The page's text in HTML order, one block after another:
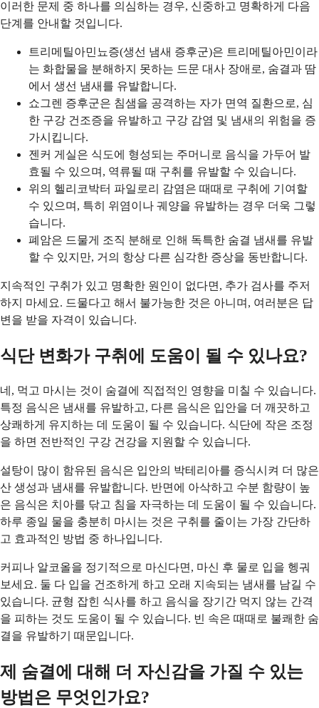
이러한 문제 중 하나를 의심하는 경우, 신중하고 명확하게 다음
단계를 안내할 것입니다.
트리메틸아민뇨증(생선 냄새 증후군)은 트리메틸아민이라
는 화합물을 분해하지 못하는 드문 대사 장애로, 숨결과 땀
에서 생선 냄새를 유발합니다.
쇼그렌 증후군은 침샘을 공격하는 자가 면역 질환으로, 심
한 구강 건조증을 유발하고 구강 감염 및 냄새의 위험을 증
가시킵니다.
젠커 게실은 식도에 형성되는 주머니로 음식을 가두어 발
효될 수 있으며, 역류될 때 구취를 유발할 수 있습니다.
위의 헬리코박터 파일로리 감염은 때때로 구취에 기여할
수 있으며, 특히 위염이나 궤양을 유발하는 경우 더욱 그렇
습니다.
폐암은 드물게 조직 분해로 인해 독특한 숨결 냄새를 유발
할 수 있지만, 거의 항상 다른 심각한 증상을 동반합니다.
지속적인 구취가 있고 명확한 원인이 없다면, 추가 검사를 주저
하지 마세요. 드물다고 해서 불가능한 것은 아니며, 여러분은 답
변을 받을 자격이 있습니다.
식단 변화가 구취에 도움이 될 수 있나요?
네, 먹고 마시는 것이 숨결에 직접적인 영향을 미칠 수 있습니다.
특정 음식은 냄새를 유발하고, 다른 음식은 입안을 더 깨끗하고
상쾌하게 유지하는 데 도움이 될 수 있습니다. 식단에 작은 조정
을 하면 전반적인 구강 건강을 지원할 수 있습니다.
설탕이 많이 함유된 음식은 입안의 박테리아를 증식시켜 더 많은
산 생성과 냄새를 유발합니다. 반면에 아삭하고 수분 함량이 높
은 음식은 치아를 닦고 침을 자극하는 데 도움이 될 수 있습니다.
하루 종일 물을 충분히 마시는 것은 구취를 줄이는 가장 간단하
고 효과적인 방법 중 하나입니다.
커피나 알코올을 정기적으로 마신다면, 마신 후 물로 입을 헹궈
보세요. 둘 다 입을 건조하게 하고 오래 지속되는 냄새를 남길 수
있습니다. 균형 잡힌 식사를 하고 음식을 장기간 먹지 않는 간격
을 피하는 것도 도움이 될 수 있습니다. 빈 속은 때때로 불쾌한 숨
결을 유발하기 때문입니다.
제 숨결에 대해 더 자신감을 가질 수 있는
방법은 무엇인가요?